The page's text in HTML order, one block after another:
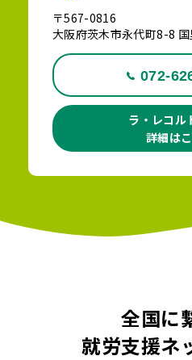
〒567-0816
大阪府茨木市永代町8-8
072-
ラ・レコル
詳細は
全国に
就労支援ネ